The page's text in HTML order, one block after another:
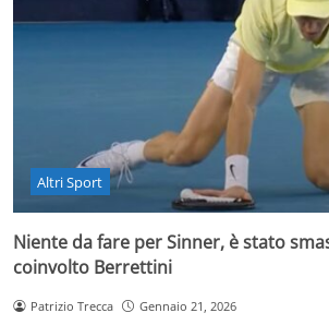
Altri Sport
Niente da fare per Sinner, è stato
coinvolto Berrettini
Patrizio Trecca Gennaio 21, 2026